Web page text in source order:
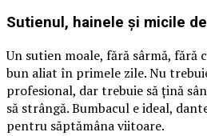
Sutienul, hainele și micile
Un sutien moale, fără sârmă, fără
bun aliat în primele zile. Nu
profesional, dar trebuie să țină
să strângă. Bumbacul e ideal,
pentru săptămâna viitoare.